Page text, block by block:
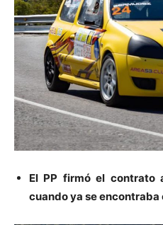
El PP firmó el contrato
cuando ya se encontraba